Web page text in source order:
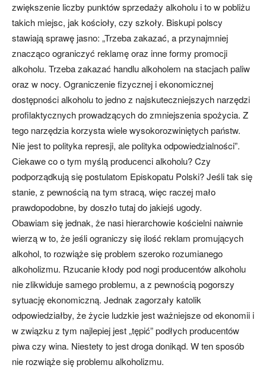
zwiększenie liczby punktów sprzedaży alkoholu i to w pobliżu
takich miejsc, jak kościoły, czy szkoły. Biskupi polscy
stawiają sprawę jasno: „Trzeba zakazać, a przynajmniej
znacząco ograniczyć reklamę oraz inne formy promocji
alkoholu. Trzeba zakazać handlu alkoholem na stacjach paliw
oraz w nocy. Ograniczenie fizycznej i ekonomicznej
dostępności alkoholu to jedno z najskuteczniejszych narzędzi
profilaktycznych prowadzących do zmniejszenia spożycia. Z
tego narzędzia korzysta wiele wysokorozwiniętych państw.
Nie jest to polityka represji, ale polityka odpowiedzialności”.
Ciekawe co o tym myślą producenci alkoholu? Czy
podporządkują się postulatom Episkopatu Polski? Jeśli tak się
stanie, z pewnością na tym stracą, więc raczej mało
prawdopodobne, by doszło tutaj do jakiejś ugody.
Obawiam się jednak, że nasi hierarchowie kościelni naiwnie
wierzą w to, że jeśli ograniczy się ilość reklam promujących
alkohol, to rozwiąże się problem szeroko rozumianego
alkoholizmu. Rzucanie kłody pod nogi producentów alkoholu
nie zlikwiduje samego problemu, a z pewnością pogorszy
sytuację ekonomiczną. Jednak zagorzały katolik
odpowiedziałby, że życie ludzkie jest ważniejsze od ekonomii i
w związku z tym najlepiej jest „tępić” podłych producentów
piwa czy wina. Niestety to jest droga donikąd. W ten sposób
nie rozwiąże się problemu alkoholizmu.